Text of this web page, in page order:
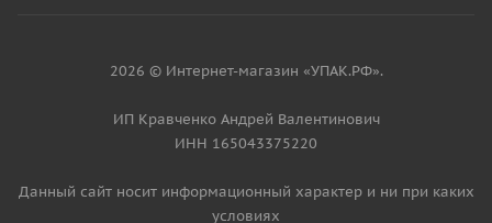
2026 © Интернет-магазин «УПАК.РФ».
ИП Кравченко Андрей Валентинович
ИНН 165043375220
Данный сайт носит информационный характер и ни при каких
условиях